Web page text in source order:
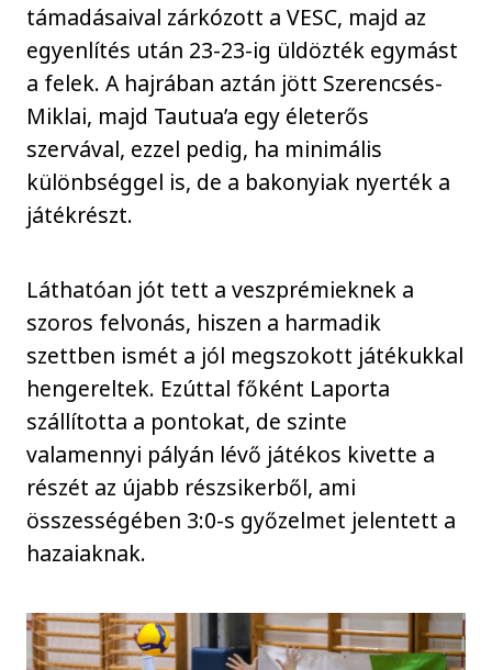
támadásaival zárkózott a VESC, majd az
egyenlítés után 23-23-ig üldözték egymást
a felek. A hajrában aztán jött Szerencsés-
Miklai, majd Tautua’a egy életerős
szervával, ezzel pedig, ha minimális
különbséggel is, de a bakonyiak nyerték a
játékrészt.
Láthatóan jót tett a veszprémieknek a
szoros felvonás, hiszen a harmadik
szettben ismét a jól megszokott játékukkal
hengereltek. Ezúttal főként Laporta
szállította a pontokat, de szinte
valamennyi pályán lévő játékos kivette a
részét az újabb részsikerből, ami
összességében 3:0-s győzelmet jelentett a
hazaiaknak.